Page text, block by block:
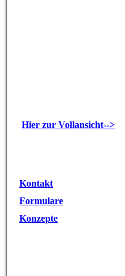
Hier zur Vollansicht-->
Kontakt
Formulare
Konzepte